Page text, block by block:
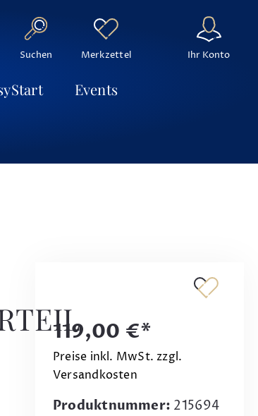
Events
Suchen Merkzettel Ihr Konto
119,00 €*
Preise inkl. MwSt. zzgl.
Versandkosten
Produktnummer: 215694